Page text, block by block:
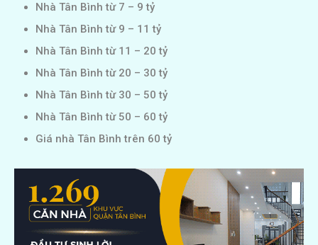
Nhà Tân Bình từ 7 – 9 tỷ
Nhà Tân Bình từ 9 – 11 tỷ
Nhà Tân Bình từ 11 – 20 tỷ
Nhà Tân Bình từ 20 – 30 tỷ
Nhà Tân Bình từ 30 – 50 tỷ
Nhà Tân Bình từ 50 – 60 tỷ
Giá nhà Tân Bình trên 60 tỷ